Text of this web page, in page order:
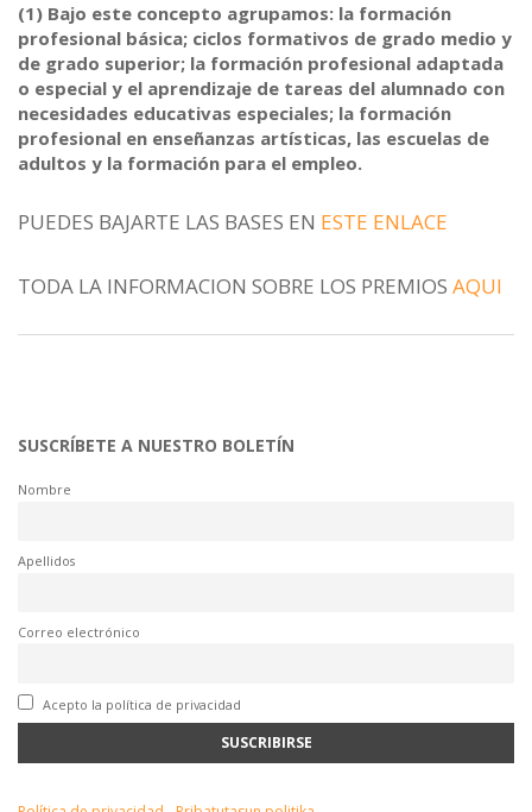
(1) Bajo este concepto agrupamos: la formación
profesional básica; ciclos formativos de grado medio y
de grado superior; la formación profesional adaptada
o especial y el aprendizaje de tareas del alumnado con
necesidades educativas especiales; la formación
profesional en enseñanzas artísticas, las escuelas de
adultos y la formación para el empleo.
PUEDES BAJARTE LAS BASES EN ESTE ENLACE
TODA LA INFORMACION SOBRE LOS PREMIOS AQUI
SUSCRÍBETE A NUESTRO BOLETÍN
Nombre
Apellidos
Correo electrónico
Acepto la política de privacidad